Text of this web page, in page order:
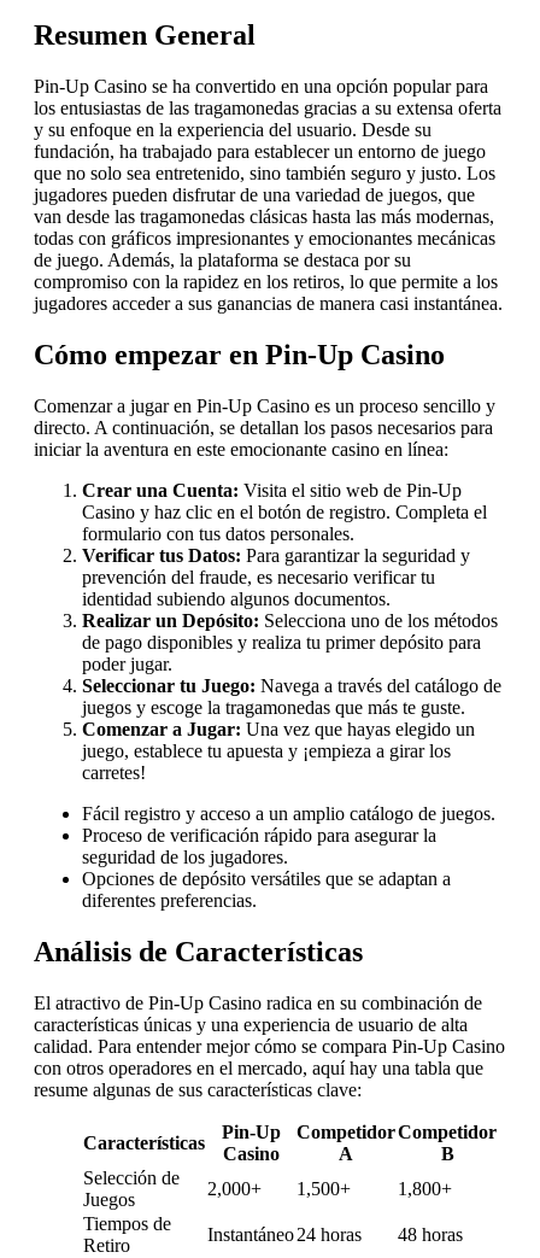
Resumen General
Pin-Up Casino se ha convertido en una opción popular para
los entusiastas de las tragamonedas gracias a su extensa oferta
y su enfoque en la experiencia del usuario. Desde su
fundación, ha trabajado para establecer un entorno de juego
que no solo sea entretenido, sino también seguro y justo. Los
jugadores pueden disfrutar de una variedad de juegos, que
van desde las tragamonedas clásicas hasta las más modernas,
todas con gráficos impresionantes y emocionantes mecánicas
de juego. Además, la plataforma se destaca por su
compromiso con la rapidez en los retiros, lo que permite a los
jugadores acceder a sus ganancias de manera casi instantánea.
Cómo empezar en Pin-Up Casino
Comenzar a jugar en Pin-Up Casino es un proceso sencillo y
directo. A continuación, se detallan los pasos necesarios para
iniciar la aventura en este emocionante casino en línea:
Crear una Cuenta: Visita el sitio web de Pin-Up
Casino y haz clic en el botón de registro. Completa el
formulario con tus datos personales.
Verificar tus Datos: Para garantizar la seguridad y
prevención del fraude, es necesario verificar tu
identidad subiendo algunos documentos.
Realizar un Depósito: Selecciona uno de los métodos
de pago disponibles y realiza tu primer depósito para
poder jugar.
Seleccionar tu Juego: Navega a través del catálogo de
juegos y escoge la tragamonedas que más te guste.
Comenzar a Jugar: Una vez que hayas elegido un
juego, establece tu apuesta y ¡empieza a girar los
carretes!
Fácil registro y acceso a un amplio catálogo de juegos.
Proceso de verificación rápido para asegurar la
seguridad de los jugadores.
Opciones de depósito versátiles que se adaptan a
diferentes preferencias.
Análisis de Características
El atractivo de Pin-Up Casino radica en su combinación de
características únicas y una experiencia de usuario de alta
calidad. Para entender mejor cómo se compara Pin-Up Casino
con otros operadores en el mercado, aquí hay una tabla que
resume algunas de sus características clave:
Características
Pin-Up
Casino
Competidor
A
Competidor
B
Selección de
Juegos
2,000+ 1,500+
1,800+
Tiempos de
Retiro
Instantáneo24 horas 48 horas